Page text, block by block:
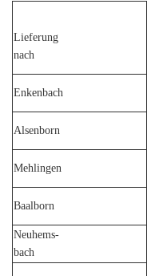
Lieferung
nach
Enkenbach
Alsenborn
Mehlingen
Baalborn
Neuhems-
bach